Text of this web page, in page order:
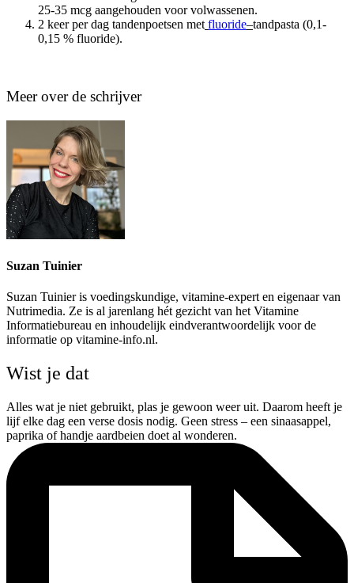
25-35 mcg aangehouden voor volwassenen.
2 keer per dag tandenpoetsen met fluoride–tandpasta (0,1-
0,15 % fluoride).
Meer over de schrijver
Suzan Tuinier
Suzan Tuinier is voedingskundige, vitamine-expert en eigenaar van
Nutrimedia. Ze is al jarenlang hét gezicht van het Vitamine
Informatiebureau en inhoudelijk eindverantwoordelijk voor de
informatie op vitamine-info.nl.
Wist je dat
Alles wat je niet gebruikt, plas je gewoon weer uit. Daarom heeft je
lijf elke dag een verse dosis nodig. Geen stress – een sinaasappel,
paprika of handje aardbeien doet al wonderen.